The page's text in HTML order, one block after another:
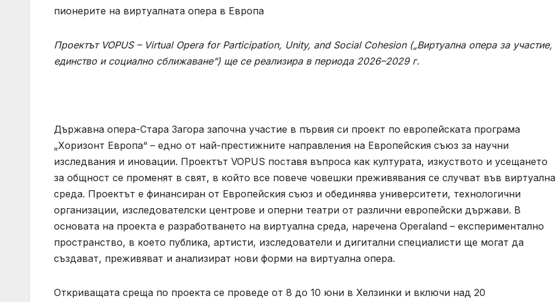
Проектът VOPUS – Virtual Opera for Participation, Unity, and Social Cohesion („Виртуална опера за участие,
единство и социално сближаване“) ще се реализира в периода 2026–2029 г.
Държавна опера-Стара Загора започна участие в първия си проект по европейската програма
„Хоризонт Европа“ – едно от най-престижните направления на Европейския съюз за научни
изследвания и иновации. Проектът VOPUS поставя въпроса как културата, изкуството и усещането
за общност се променят в свят, в който все повече човешки преживявания се случват във виртуална
среда. Проектът е финансиран от Европейския съюз и обединява университети, технологични
организации, изследователски центрове и оперни театри от различни европейски държави. В
основата на проекта е разработването на виртуална среда, наречена Operaland – експериментално
пространство, в което публика, артисти, изследователи и дигитални специалисти ще могат да
създават, преживяват и анализират нови форми на виртуална опера.
Откриващата среща по проекта се проведе от 8 до 10 юни в Хелзинки и включи над 20